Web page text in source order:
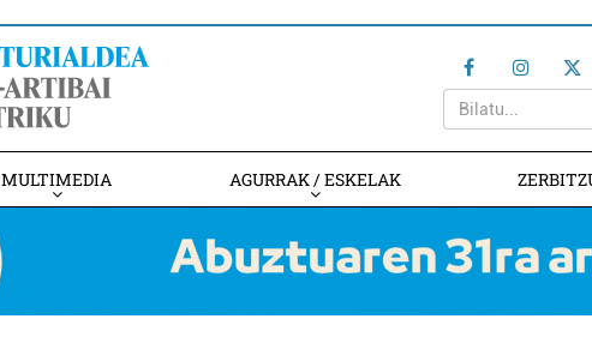
MULTIMEDIA AGURRAK / ESKELAK